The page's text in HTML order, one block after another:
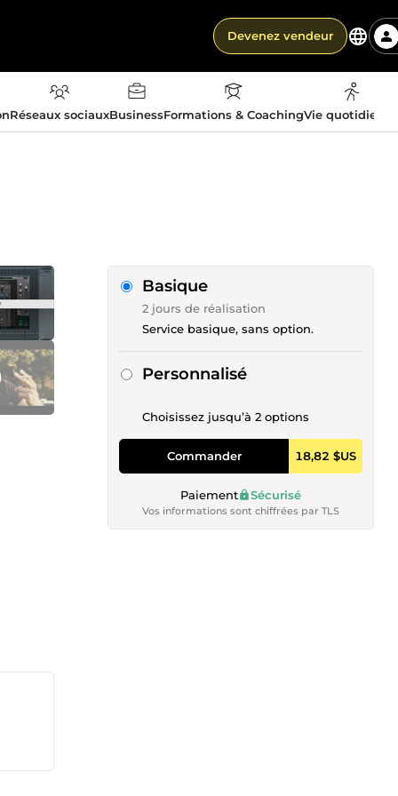
Devenez vendeur
Réseaux sociauxBusinessFormations & CoachingVie
Basique
2 jours de réalisation
Service basique, sans option.
Personnalisé
Choisissez jusqu’à 2 options
Commander 18,82 $US
Paiement Sécurisé
Vos informations sont chiffrées par TLS